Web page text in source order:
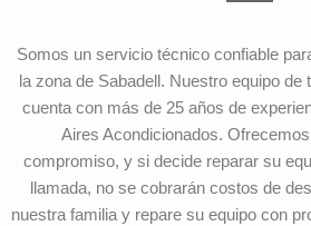
Somos un servicio técnico confiable
la zona de Sabadell. Nuestro equipo
cuenta con más de 25 años de
Aires Acondicionados.
compromiso, y si decide reparar su
llamada, no se cobrarán costos de
nuestra familia y repare su equipo con